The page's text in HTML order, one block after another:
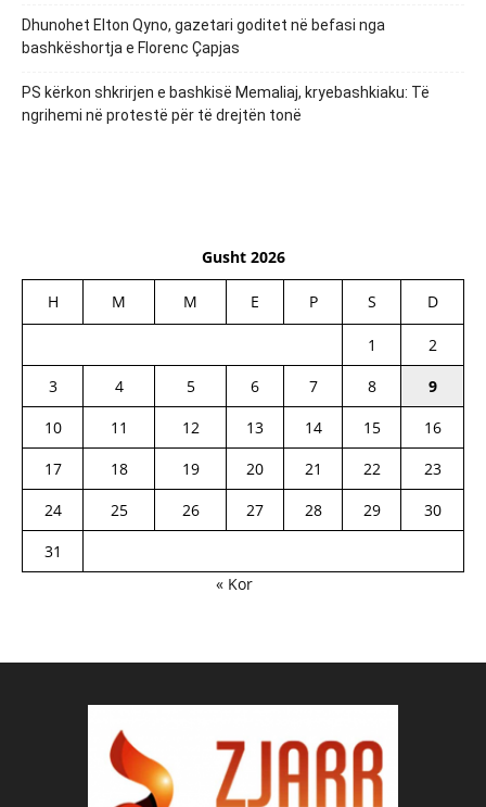
Dhunohet Elton Qyno, gazetari goditet në befasi nga
bashkëshortja e Florenc Çapjas
PS kërkon shkrirjen e bashkisë Memaliaj, kryebashkiaku: Të
ngrihemi në protestë për të drejtën tonë
Gusht 2026
H M M E P S D
1
2
3
4 5 6 7 8
9
10
11 12 13 14 15
16
17
18 19 20 21 22
23
24
25 26 27 28 29
30
31
« Kor